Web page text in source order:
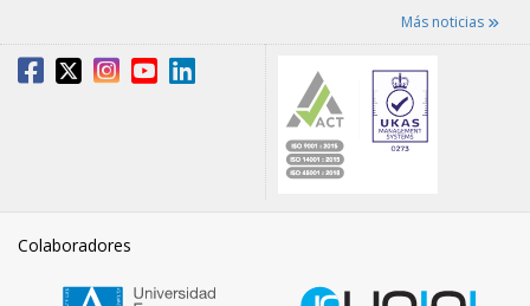
Más noticias
Colaboradores